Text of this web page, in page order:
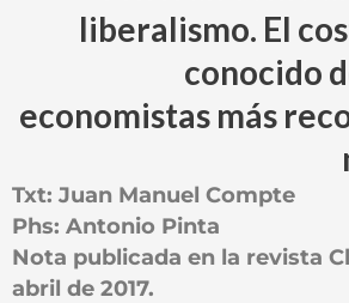
liberalismo. El
conocido
economistas más
Txt: Juan Manuel Compte
Phs: Antonio Pinta
Nota publicada en la revista
abril de 2017.